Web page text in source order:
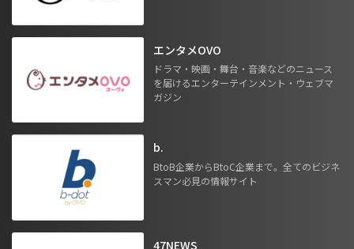
エンタメOVO
ドラマ・映画・舞台・音楽などのニュース
を届けるエンターテインメント・ウェブマ
ガジン
b.
BtoB企業からBtoC企業まで。全てのビジネ
スマン必見の情報サイト
47NEWS